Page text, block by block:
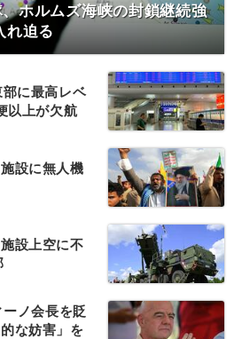
ホルムズ海峡の封鎖継続強
れ迫る
に最高レベ
以上が欠航
設に無人機
設上空に不
ノ会長を貶
な妨害」を